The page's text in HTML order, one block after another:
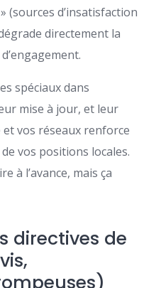
(sources d’insatisfaction
directement la
spéciaux dans
mise à jour, et leur
vos réseaux renforce
vos positions locales.
à l’avance, mais ça
directives de